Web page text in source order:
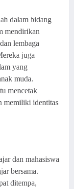
dalam bidang
mendirikan
lembaga
juga
yang
muda.
mencetak
memiliki identitas
dan mahasiswa
bersama.
ditempa,